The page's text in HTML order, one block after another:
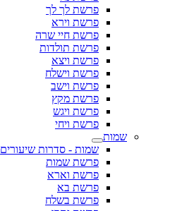
פרשת לך לך
פרשת וירא
פרשת חיי שרה
פרשת תולדות
פרשת ויצא
פרשת וישלח
פרשת וישב
פרשת מקץ
פרשת ויגש
פרשת ויחי
שמות
שמות - סדרות שיעורים
פרשת שמות
פרשת וארא
פרשת בא
פרשת בשלח